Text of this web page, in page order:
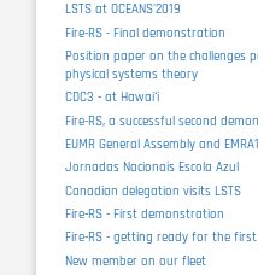
LSTS at OCEANS'2019
Fire-RS - Final demonstration
Position paper on the challenges
physical systems theory
CDC3 - at Hawaiʻi
Fire-RS, a successful second
EUMR General Assembly and
Jornadas Nacionais Escola Azul
Canadian delegation visits LSTS
Fire-RS - First demonstration
Fire-RS - getting ready for the
New member on our fleet